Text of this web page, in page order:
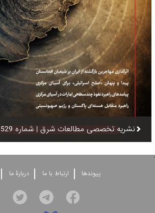
نشریه تخصصی مطالعات شرق | شماره 529
'
پيوندها ارتباط با ما دربارۀ ما